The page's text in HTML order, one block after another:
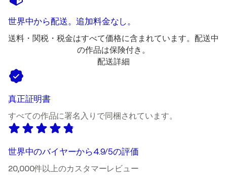
世界中から配送。追加料金なし。
送料・関税・税金はすべて価格に含まれています。配送中
の作品は保険付き。
配送詳細
真正証明書
すべての作品に署名入りで同梱されています。
世界中のバイヤーから4.9/5の評価
20,000件以上のカスタマーレビュー